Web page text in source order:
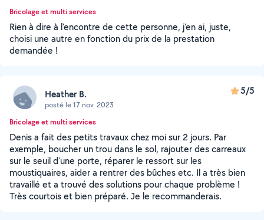
Bricolage et multi services
Rien à dire à l'encontre de cette personne, j'en ai, juste,
choisi une autre en fonction du prix de la prestation
demandée !
Heather B.
posté le 17 nov. 2023
5/5
Bricolage et multi services
Denis a fait des petits travaux chez moi sur 2 jours. Par
exemple, boucher un trou dans le sol, rajouter des carreaux
sur le seuil d'une porte, réparer le ressort sur les
moustiquaires, aider a rentrer des bûches etc. Il a très bien
travaillé et a trouvé des solutions pour chaque problème !
Très courtois et bien préparé. Je le recommanderais.